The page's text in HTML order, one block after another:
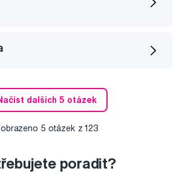
dalších 5 otázek
5 otázek z123
poradit?